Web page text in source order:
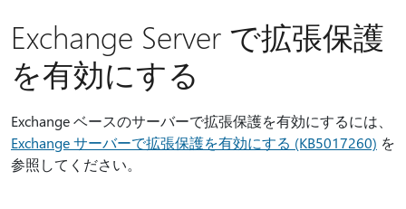
Exchange Server で拡張保護
を有効にする
Exchange ベースのサーバーで拡張保護を有効にするには、
Exchange サーバーで拡張保護を有効にする (KB5017260) を
参照してください。